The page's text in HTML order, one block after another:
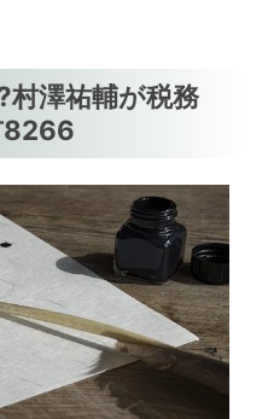
村澤祐輔が税務
8266